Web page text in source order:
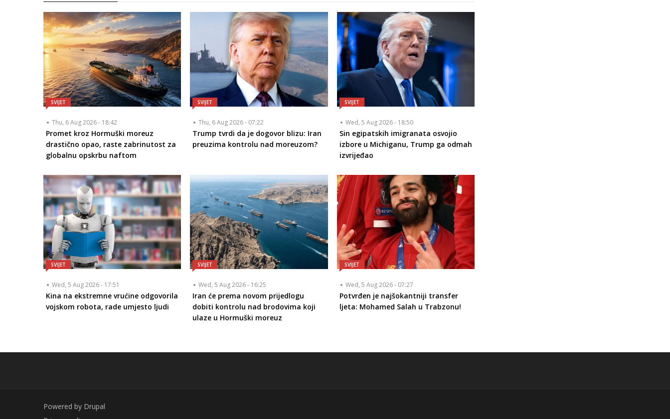
SVIJET
Thu, 6 Aug 2026 - 18:42
Promet kroz Hormuški moreuz
drastično opao, raste zabrinutost za
globalnu opskrbu naftom
SVIJET
Thu, 6 Aug 2026 - 07:22
Trump tvrdi da je dogovor blizu: Iran
preuzima kontrolu nad moreuzom?
SVIJET
Wed, 5 Aug 2026 - 18:50
Sin egipatskih imigranata osvojio
izbore u Michiganu, Trump ga odmah
izvrijeđao
SVIJET
Wed, 5 Aug 2026 - 17:51
Kina na ekstremne vrućine odgovorila
vojskom robota, rade umjesto ljudi
SVIJET
Wed, 5 Aug 2026 - 16:25
Iran će prema novom prijedlogu
dobiti kontrolu nad brodovima koji
ulaze u Hormuški moreuz
SVIJET
Wed, 5 Aug 2026 - 07:27
Potvrđen je najšokantniji transfer
ljeta: Mohamed Salah u Trabzonu!
Powered by Drupal